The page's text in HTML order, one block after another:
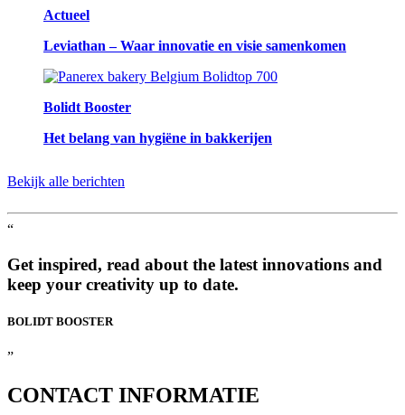
Actueel
Leviathan – Waar innovatie en visie samenkomen
Bolidt Booster
Het belang van hygiëne in bakkerijen
Bekijk alle berichten
“
Get inspired, read about the latest innovations and
keep your creativity up to date.
BOLIDT BOOSTER
”
CONTACT INFORMATIE